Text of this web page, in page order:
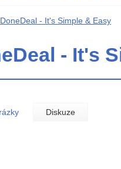
DoneDeal - It's Simple & Easy
- It's
Diskuze